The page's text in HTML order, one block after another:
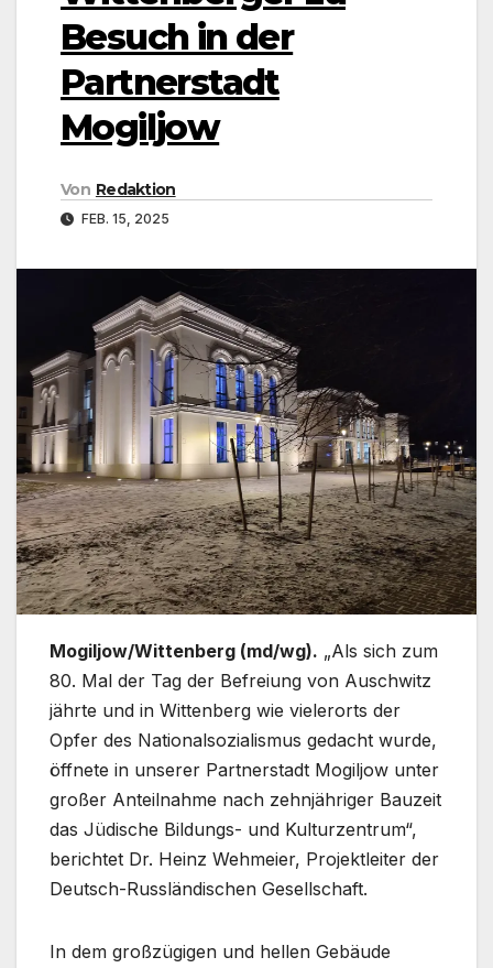
Besuch in der
Partnerstadt
Mogiljow
Von Redaktion
FEB. 15, 2025
Mogiljow/Wittenberg (md/wg). „Als sich zum
80. Mal der Tag der Befreiung von Auschwitz
jährte und in Wittenberg wie vielerorts der
Opfer des Nationalsozialismus gedacht wurde,
öffnete in unserer Partnerstadt Mogiljow unter
großer Anteilnahme nach zehnjähriger Bauzeit
das Jüdische Bildungs- und Kulturzentrum“,
berichtet Dr. Heinz Wehmeier, Projektleiter der
Deutsch-Russländischen Gesellschaft.
In dem großzügigen und hellen Gebäude